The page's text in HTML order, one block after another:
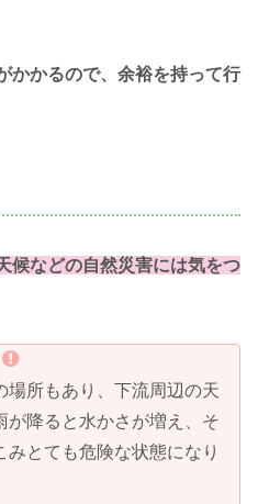
かかるので、余裕を持って行
候などの自然災害には気をつ
場所もあり、下流周辺の天
が降ると水かさが増え、そ
とても危険な状態になり